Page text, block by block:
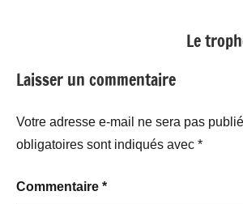
Le
Laisser un commentaire
Votre adresse e-mail ne sera pas
obligatoires sont indiqués avec *
Commentaire *